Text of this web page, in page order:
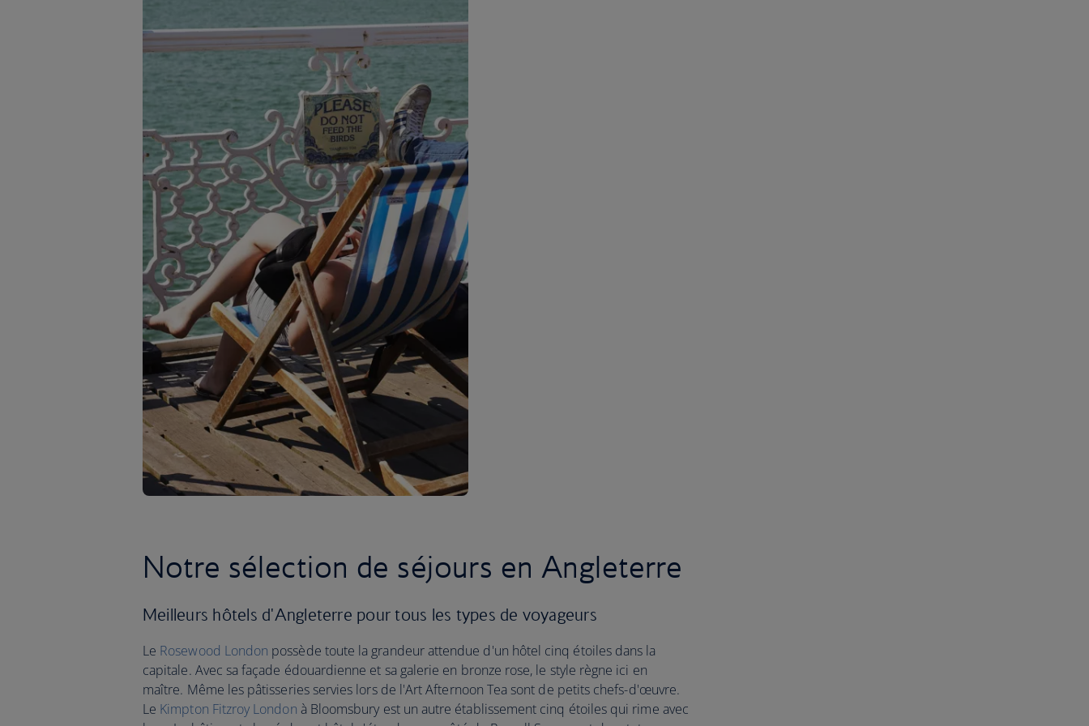
Notre sélection de séjours en Angleterre
Meilleurs hôtels d'Angleterre pour tous les types de voyageurs
Le Rosewood London possède toute la grandeur attendue d'un hôtel cinq étoiles dans la
capitale. Avec sa façade édouardienne et sa galerie en bronze rose, le style règne ici en
maître. Même les pâtisseries servies lors de l'Art Afternoon Tea sont de petits chefs-d'œuvre.
Le Kimpton Fitzroy London à Bloomsbury est un autre établissement cinq étoiles qui rime avec